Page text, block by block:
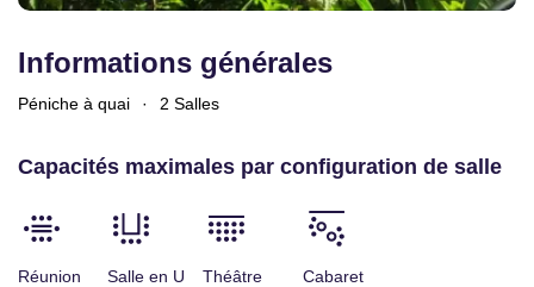
Informations générales
Péniche à quai · 2 Salles
Capacités maximales par configuration de salle
Réunion Salle en U Théâtre Cabaret